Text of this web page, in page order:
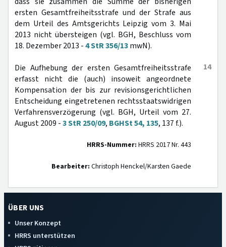
ersten Gesamtfreiheitsstrafe und der Strafe aus
dem Urteil des Amtsgerichts Leipzig vom 3. Mai
2013 nicht übersteigen (vgl. BGH, Beschluss vom
18. Dezember 2013 -4 StR 356/13mwN).
14
Die Aufhebung der ersten Gesamtfreiheitsstrafe
erfasst nicht die (auch) insoweit angeordnete
Kompensation der bis zur revisionsgerichtlichen
Entscheidung eingetretenen rechtsstaatswidrigen
Verfahrensverzögerung (vgl. BGH, Urteil vom 27.
August 2009 -3 StR 250/09, BGHSt 54, 135, 137 f.).
HRRS-Nummer: HRRS 2017 Nr. 443
Bearbeiter: Christoph Henckel/Karsten Gaede
ÜBER UNS
Unser Konzept
HRRS unterstützen